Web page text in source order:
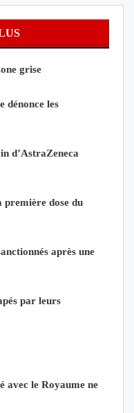
grise
dénonce les
d’AstraZeneca
dose du
après une
par leurs
le Royaume ne